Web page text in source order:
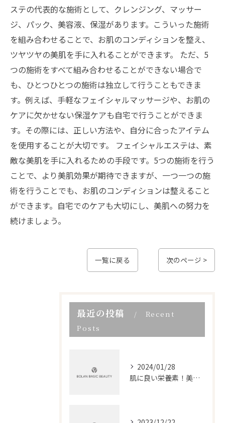
ステの代表的な施術として、クレンジング、マッサー
ジ、パック、美容液、保湿があります。こういった施術
を組み合わせることで、お肌のコンディションを整え、
ツヤツヤの美肌を手に入れることができます。 ただ、5
つの施術をすべて組み合わせることができない場合で
も、ひとつひとつの施術は独立して行うこともできま
す。例えば、手軽なフェイシャルマッサージや、お肌の
ケアに欠かせない保湿ケアも自宅で行うことができま
す。その際には、正しい方法や、自分に合ったアイテム
を使用することが大切です。 フェイシャルエステは、素
敵な美肌を手に入れるための手段です。5つの施術を行う
ことで、より美肌効果が期待できますが、一つ一つの施
術を行うことでも、お肌のコンディションは整えること
ができます。自宅でのケアも大切にし、美肌への努力を
続けましょう。
一覧に戻る 次のページ >
最近の投稿
Recent
Posts
2024/01/28
肌に良い栄養素！美肌に効果的なビタミンとアミノ酸を豊富に含む食べ物